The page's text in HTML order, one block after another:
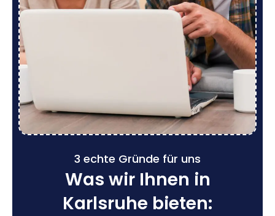
3 echte Gründe für uns
Was wir Ihnen in
Karlsruhe bieten: